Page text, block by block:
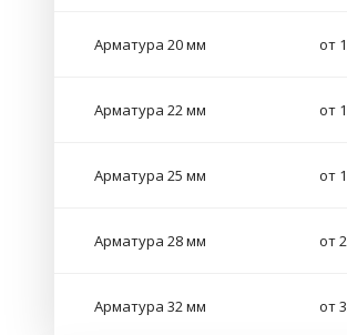
Арматура 20 мм от
Арматура 22 мм от
Арматура 25 мм от
Арматура 28 мм от
Арматура 32 мм от